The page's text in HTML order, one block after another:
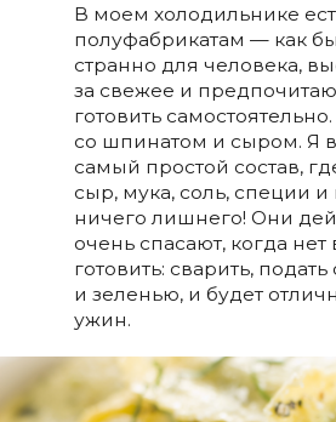
В моем холодильнике
полуфабрикатам — как
странно для человека,
за свежее и
готовить
со шпинатом и сыром. Я
самый простой состав,
сыр, мука, соль, специи
ничего лишнего! Они
очень спасают, когда
готовить: сварить,
и зеленью, и будет
ужин.